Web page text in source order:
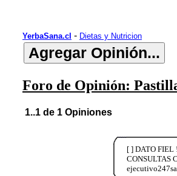
YerbaSana.cl - Dietas y Nutricion
Foro de Opinión:
1..1 de 1 Opiniones
[ ] DATO FIEL
CONSULTAS